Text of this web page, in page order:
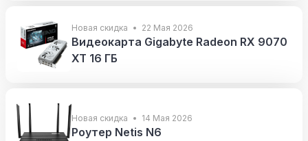
Новая скидка 22 Мая 2026
Видеокарта Gigabyte Radeon RX 9070
XT 16 ГБ
Новая скидка 14 Мая 2026
Роутер Netis N6